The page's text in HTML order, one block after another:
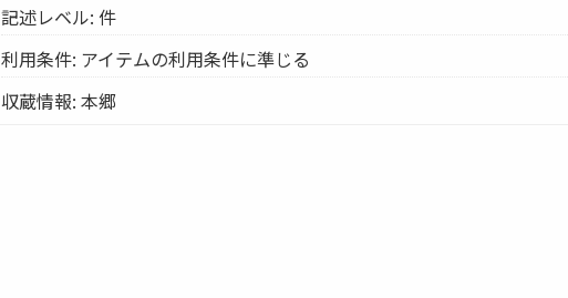
記述レベル: 件
利用条件: アイテムの利用条件に準じる
収蔵情報: 本郷